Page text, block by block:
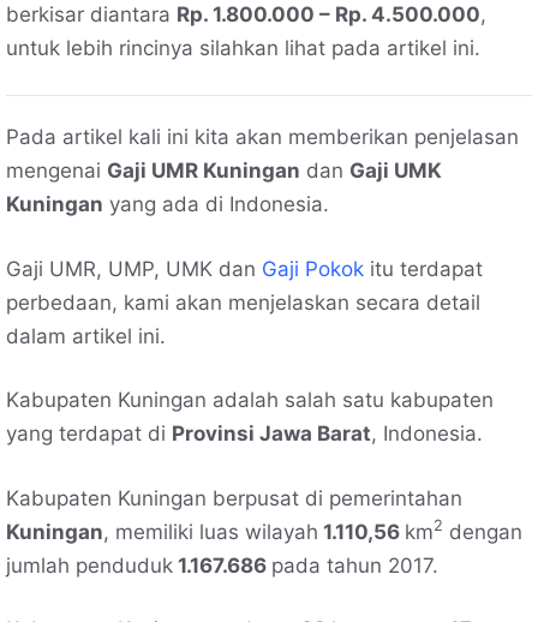
berkisar diantara Rp. 1.800.000 – Rp. 4.500.000,
untuk lebih rincinya silahkan lihat pada artikel ini.
Pada artikel kali ini kita akan memberikan penjelasan
mengenai Gaji UMR Kuningan dan Gaji UMK
Kuningan yang ada di Indonesia.
Gaji UMR, UMP, UMK dan Gaji Pokok itu terdapat
perbedaan, kami akan menjelaskan secara detail
dalam artikel ini.
Kabupaten Kuningan adalah salah satu kabupaten
yang terdapat di Provinsi Jawa Barat, Indonesia.
Kabupaten Kuningan berpusat di pemerintahan
Kuningan, memiliki luas wilayah 1.110,56 km2 dengan
jumlah penduduk 1.167.686 pada tahun 2017.